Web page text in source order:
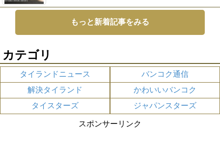
もっと新着記事をみる
カテゴリ
タイランドニュース
バンコク通信
解決タイランド
かわいいバンコク
タイスターズ
ジャパンスターズ
スポンサーリンク